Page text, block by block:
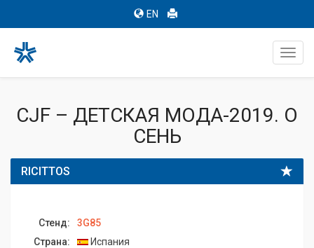
EN
CJF – ДЕТСКАЯ МОДА-2019. О
СЕНЬ
RICITTOS
Стенд:
3G85
Страна:
Испания